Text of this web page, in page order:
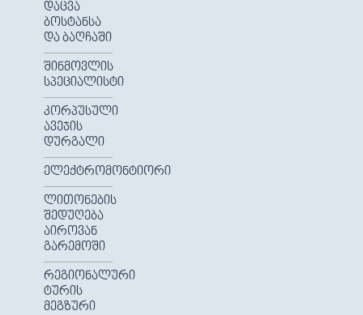
ᲓᲐᲪᲕᲐ
ᲑᲝᲡᲢᲐᲜᲡᲐ
ᲓᲐ ᲑᲐᲦᲩᲐᲨᲘ
ᲨᲘᲜᲛᲝᲕᲚᲘᲡ
ᲡᲞᲔᲪᲘᲐᲚᲘᲡᲢᲘ
ᲙᲝᲠᲞᲣᲡᲣᲚᲘ
ᲐᲕᲔᲯᲘᲡ
ᲓᲣᲠᲒᲐᲚᲘ
ᲔᲚᲔᲥᲢᲠᲝᲛᲝᲜᲢᲘᲝᲠᲘ
ᲚᲘᲗᲝᲜᲔᲑᲘᲡ
ᲨᲔᲓᲣᲦᲔᲑᲐ
ᲐᲘᲠᲝᲕᲐᲜ
ᲒᲐᲠᲔᲛᲝᲨᲘ
ᲠᲔᲒᲘᲝᲜᲐᲚᲣᲠᲘ
ᲢᲣᲠᲘᲡ
ᲛᲔᲒᲖᲣᲠᲘ